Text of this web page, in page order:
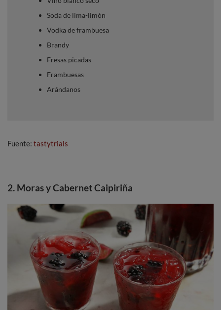
Soda de lima-limón
Vodka de frambuesa
Brandy
Fresas picadas
Frambuesas
Arándanos
Fuente: tastytrials
2. Moras y Cabernet Caipiriña